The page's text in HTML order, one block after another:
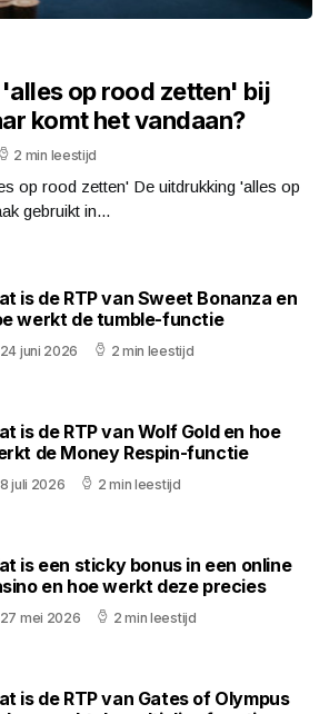
op rood zetten' bij
komt het vandaan?
2 min leestijd
op rood zetten' De uitdrukking 'alles op
gebruikt in...
is de RTP van Sweet Bonanza en
werkt de tumble-functie
24 juni 2026 2 min leestijd
is de RTP van Wolf Gold en hoe
de Money Respin-functie
8 juli 2026 2 min leestijd
is een sticky bonus in een online
en hoe werkt deze precies
27 mei 2026 2 min leestijd
is de RTP van Gates of Olympus